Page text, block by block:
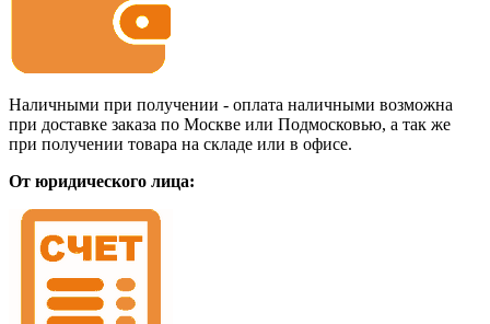
Наличными при получении - оплата наличными возможна
при доставке заказа по Москве или Подмосковью, а так же
при получении товара на складе или в офисе.
От юридического лица: